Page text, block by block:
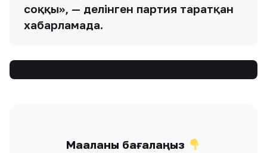
соққы», — делінген партия таратқан
хабарламада.
Мақаланы бағалаңыз